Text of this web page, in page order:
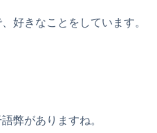
好きなことをしています。
弊がありますね。